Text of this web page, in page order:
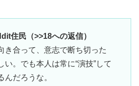
住民（>>18への返信）
き合って、意志で断ち切った
い。でも本人は常に“演技”して
んだろうな。